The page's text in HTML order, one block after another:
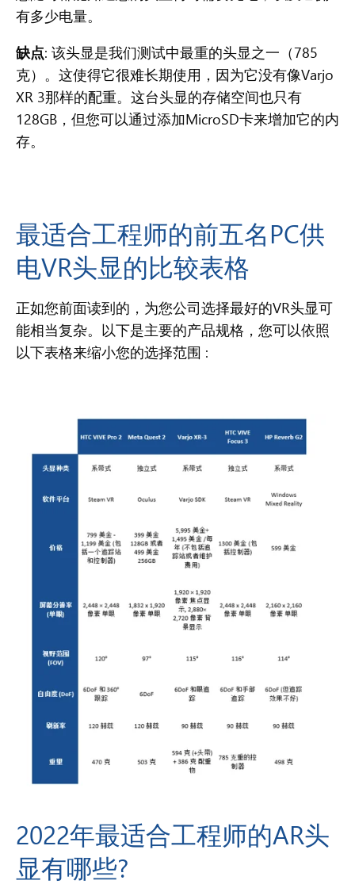
有多少电量。
缺点: 该头显是我们测试中最重的头显之一（785
克）。这使得它很难长期使用，因为它没有像Varjo
XR 3那样的配重。这台头显的存储空间也只有
128GB，但您可以通过添加MicroSD卡来增加它的内
存。
最适合工程师的前五名PC供
电VR头显的比较表格
正如您前面读到的，为您公司选择最好的VR头显可
能相当复杂。以下是主要的产品规格，您可以依照
以下表格来缩小您的选择范围 :
2022年最适合工程师的AR头
显有哪些?